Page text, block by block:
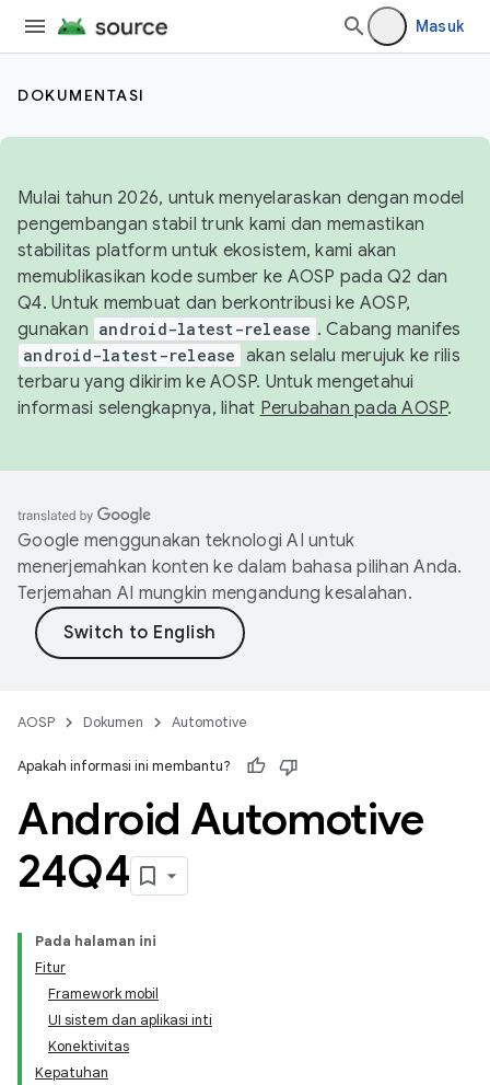
Masuk
DOKUMENTASI
Mulai tahun 2026, untuk menyelaraskan dengan model
pengembangan stabil trunk kami dan memastikan
stabilitas platform untuk ekosistem, kami akan
memublikasikan kode sumber ke AOSP pada Q2 dan
Q4. Untuk membuat dan berkontribusi ke AOSP,
gunakan android-latest-release . Cabang manifes
android-latest-release akan selalu merujuk ke rilis
terbaru yang dikirim ke AOSP. Untuk mengetahui
informasi selengkapnya, lihat Perubahan pada AOSP.
Google menggunakan teknologi AI untuk
menerjemahkan konten ke dalam bahasa pilihan Anda.
Terjemahan AI mungkin mengandung kesalahan.
AOSP Dokumen Automotive
Apakah informasi ini membantu?
Android Automotive
24Q4
Pada halaman ini
Fitur
Framework mobil
UI sistem dan aplikasi inti
Konektivitas
Kepatuhan